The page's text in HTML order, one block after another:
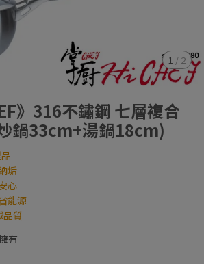
1 / 2
》316不鏽鋼 七層複合
鍋33cm+湯鍋18cm)
垢
心
能源
品質
有